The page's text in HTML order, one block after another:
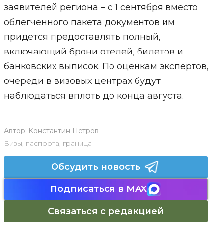
заявителей региона – с 1 сентября вместо
облегченного пакета документов им
придется предоставлять полный,
включающий брони отелей, билетов и
банковских выписок. По оценкам экспертов,
очереди в визовых центрах будут
наблюдаться вплоть до конца августа.
Автор: Константин Петров
Визы, паспорта, граница
Обсудить новость
Подписаться в MAX
Связаться с редакцией